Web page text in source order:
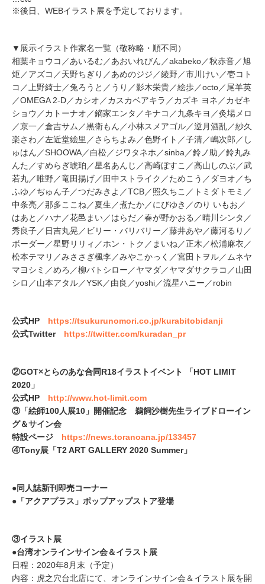
※後日、WEBイラスト展を予定しております。
▼展示イラスト作家名一覧（敬称略・順不同）
相葉キョウコ／あいるむ／あおいれびん／akabeko／秋赤音／旭
炬／アズコ／天野ちぎり／あめのジジ／綾野／市川けい／壱コト
コ／上野綺士／兔ろうと／うり／影木栄貴／絵歩／octo／尾羊英
／OMEGA 2-D／カシオ／カスカベアキラ／カズキ ヨネ／カゼキ
ショウ／カトーナオ／鏑家エンタ／キナコ／九条キヨ／灸場メロ
／京一／倉吉サム／黒衛もん／小林スメアゴル／逆月酒乱／紗久
楽さわ／左近堂絵里／さらちよみ／色野イト／子清／嶋次郎／し
ゅはん／SHOOWA／白松／ジワタネホ／sinba／鈴ノ助／鈴丸み
んた／すめらぎ琥珀／星名あんじ／高崎ぼすこ／高山しのぶ／武
若丸／唯野／竜田揚げ／田中ストライク／ためこう／ダヨオ／ち
ふゆ／ぢゅん子／つだみきよ／TCB／照久ちこ／トミダトモミ／
中条亮／那多ここね／夏生／煮たか／にびゆき／のり いもお／
はあと／ハナ／花邑まい／はらだ／春が野かおる／晴川シンタ／
秀良子／日吉丸晃／ビリー・バリバリー／藤井あや／藤河るり／
ボーダー／星野リリィ／ホン・トク／まいね／正木／松浦麻衣／
松本テマリ／みささぎ楓李／みやこかっく／宮田トヲル／ムネヤ
マヨシミ／めろ／柳バトシロー／ヤマダ／ヤマダサクラコ／山田
シロ／山本アタル／YSK／由良／yoshi／流星ハニー／robin
公式HP https://tsukurunomori.co.jp/kurabitobidanji
公式Twitter https://twitter.com/kuradan_pr
②GOT×とらのあな合同R18イラストイベント 「HOT LIMIT
2020」
公式HP http://www.hot-limit.com
③「絵師100人展10」開催記念 鵜飼沙樹先生ライブドローイン
グ＆サイン会
特設ページ https://news.toranoana.jp/133457
④Tony展「T2 ART GALLERY 2020 Summer」
●同人誌新刊即売コーナー
●「アクアプラス」ポップアップストア登場
③イラスト展
●台湾オンラインサイン会＆イラスト展
日程：2020年8月末（予定）
内容：虎之穴台北店にて、オンラインサイン会＆イラスト展を開